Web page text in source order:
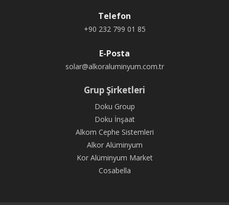
Telefon
+90 232 799 01 85
E-Posta
solar@alkoraluminyum.com.tr
Grup Şirketleri
Doku Group
Doku İnşaat
Alkom Cephe Sistemleri
Alkor Alüminyum
Kor Alüminyum Market
Cosabella